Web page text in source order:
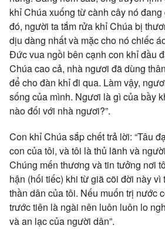
khỉ Chúa xuống từ cành cây nó
đó, người ta tắm rửa khỉ Chúa bị
dịu dàng nhất và mặc cho nó chiếc
Ðức vua ngồi bên cạnh con khỉ đầu
Chúa cao cả, nhà ngươi đã dùng
để cho đàn khỉ đi qua. Làm vậy,
sống của mình. Ngươi là gì của bầy
nào đối với nhà ngươi?”.
Con khỉ Chúa sắp chết trả lời: “Tâu
con của tôi, và tôi là thủ lãnh và
Chúng mến thương và tin tưởng nơi
hận (hối tiếc) khi từ giã cõi đời này
thần dân của tôi. Nếu muốn trị nước
trước tiên là ngài nên luôn luôn lo
và an lạc của người dân”.